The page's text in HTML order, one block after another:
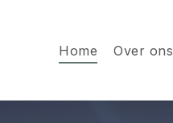
Home Over ons